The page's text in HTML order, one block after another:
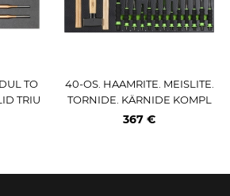
TO
TRIU
40-OS. HAAMRITE. MEISLITE.
TORNIDE. KÄRNIDE KOMPL
EKT PU-PANEELIS JBM
367 €